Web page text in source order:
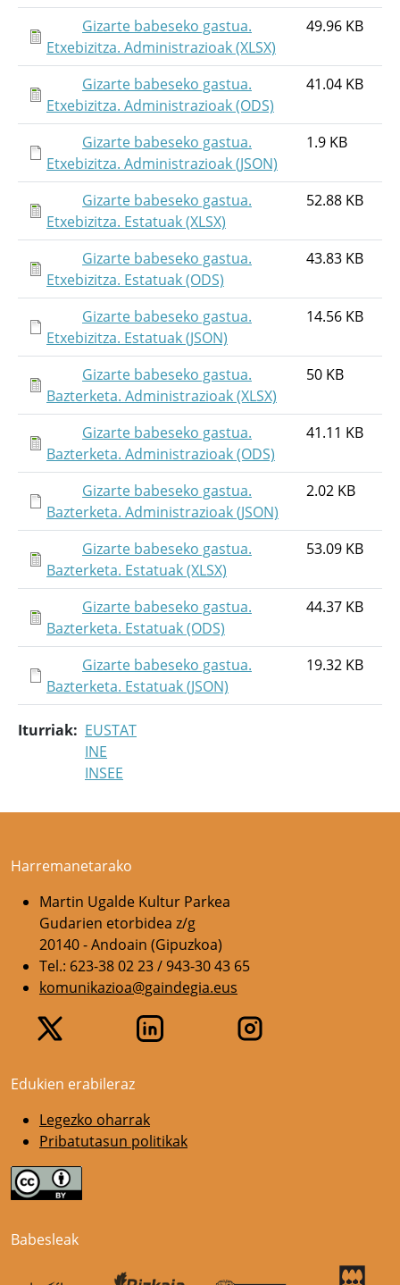
Gizarte babeseko gastua.
Etxebizitza. Administrazioak (XLSX)
49.96 KB
Gizarte babeseko gastua.
Etxebizitza. Administrazioak (ODS)
41.04 KB
Gizarte babeseko gastua.
Etxebizitza. Administrazioak (JSON)
1.9 KB
Gizarte babeseko gastua.
Etxebizitza. Estatuak (XLSX)
52.88 KB
Gizarte babeseko gastua.
Etxebizitza. Estatuak (ODS)
43.83 KB
Gizarte babeseko gastua.
Etxebizitza. Estatuak (JSON)
14.56 KB
Gizarte babeseko gastua.
Bazterketa. Administrazioak (XLSX)
50 KB
Gizarte babeseko gastua.
Bazterketa. Administrazioak (ODS)
41.11 KB
Gizarte babeseko gastua.
Bazterketa. Administrazioak (JSON)
2.02 KB
Gizarte babeseko gastua.
Bazterketa. Estatuak (XLSX)
53.09 KB
Gizarte babeseko gastua.
Bazterketa. Estatuak (ODS)
44.37 KB
Gizarte babeseko gastua.
Bazterketa. Estatuak (JSON)
19.32 KB
Iturriak
EUSTAT
INE
INSEE
Harremanetarako
Martin Ugalde Kultur Parkea
Gudarien etorbidea z/g
20140 - Andoain (Gipuzkoa)
Tel.: 623-38 02 23 / 943-30 43 65
komunikazioa@gaindegia.eus
Edukien erabileraz
Legezko oharrak
Pribatutasun politikak
Babesleak